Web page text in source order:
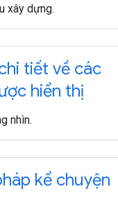
xây dựng.
tiết về các
hiển thị
nhìn.
kể chuyện